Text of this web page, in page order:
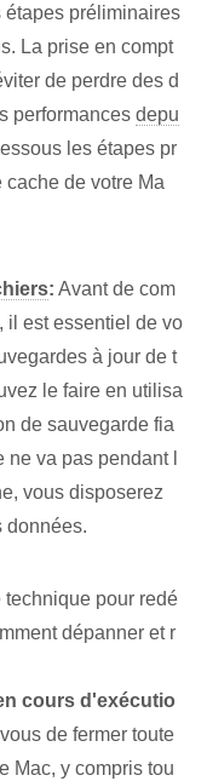
étapes préliminaires
La prise en compt
de perdre des d
performances⁤ depu
les étapes pr
de votre Ma
: Avant de com
il est essentiel de vo
à jour de t
le faire en utilisa
de sauvegarde fia
va pas pendant l
vous disposerez
données.
pour redé
dépanner et r
cours d'exécutio
de fermer toute
Mac, y compris tou